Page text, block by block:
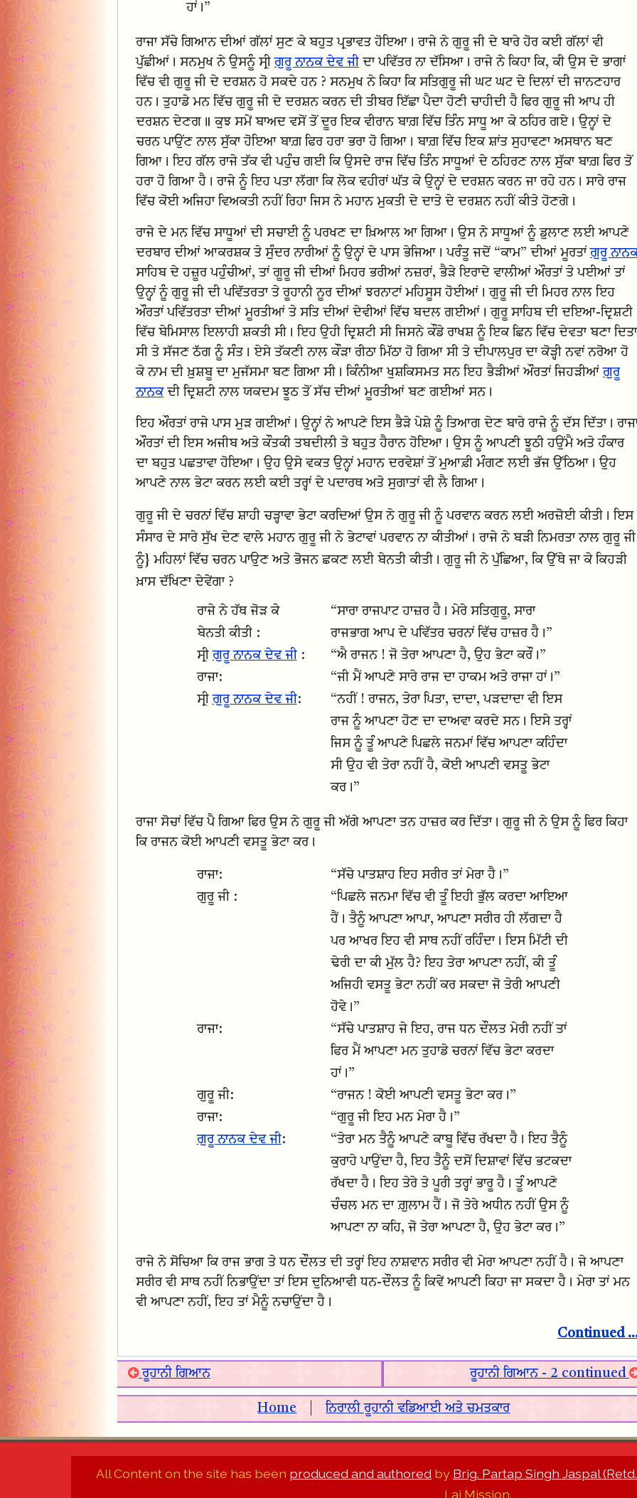
ਹਾਂ।”
ਰਾਜਾ ਸੱਚੇ ਗਿਆਨ ਦੀਆਂ ਗੱਲਾਂ ਸੁਣ ਕੇ ਬਹੁਤ ਪ੍ਰਭਾਵਤ ਹੋਇਆ। ਰਾਜੇ ਨੇ ਗੁਰੂ ਜੀ ਦੇ ਬਾਰੇ ਹੋਰ ਕਈ ਗੱਲਾਂ ਵੀ
ਪੁੱਛੀਆਂ। ਸਨਮੁਖ ਨੇ ਉਸਨੂੰ ਸ੍ਰੀਗੁਰੂ ਨਾਨਕ ਦੇਵ ਜੀਦਾ ਪਵਿੱਤਰ ਨਾ ਦੱਸਿਆ। ਰਾਜੇ ਨੇ ਕਿਹਾ ਕਿ, ਕੀ ਉਸ ਦੇ ਭਾਗਾਂ
ਵਿੱਚ ਵੀ ਗੁਰੂ ਜੀ ਦੇ ਦਰਸ਼ਨ ਹੋ ਸਕਦੇ ਹਨ ? ਸਨਮੁਖ ਨੇ ਕਿਹਾ ਕਿ ਸਤਿਗੁਰੂ ਜੀ ਘਟ ਘਟ ਦੇ ਦਿਲਾਂ ਦੀ ਜਾਨਣਹਾਰ
ਹਨ। ਤੁਹਾਡੇ ਮਨ ਵਿੱਚ ਗੁਰੂ ਜੀ ਦੇ ਦਰਸ਼ਨ ਕਰਨ ਦੀ ਤੀਬਰ ਇੱਛਾ ਪੈਦਾ ਹੋਣੀ ਚਾਹੀਦੀ ਹੈ ਫਿਰ ਗੁਰੂ ਜੀ ਆਪ ਹੀ
ਦਰਸ਼ਨ ਦੇਣਗ॥ ਕੁਝ ਸਮੇਂ ਬਾਅਦ ਵਸੋਂ ਤੋਂ ਦੂਰ ਇਕ ਵੀਰਾਨ ਬਾਗ਼ ਵਿੱਚ ਤਿੰਨ ਸਾਧੂ ਆ ਕੇ ਠਹਿਰ ਗਏ। ਉਨ੍ਹਾਂ ਦੇ
ਚਰਨ ਪਾਉਂਣ ਨਾਲ ਸੁੱਕਾ ਹੋਇਆ ਬਾਗ਼ ਫਿਰ ਹਰਾ ਭਰਾ ਹੋ ਗਿਆ। ਬਾਗ਼ ਵਿੱਚ ਇਕ ਸ਼ਾਂਤ ਸੁਹਾਵਣਾ ਅਸਥਾਨ ਬਣ
ਗਿਆ। ਇਹ ਗੱਲ ਰਾਜੇ ਤੱਕ ਵੀ ਪਹੁੰਚ ਗਈ ਕਿ ਉਸਦੇ ਰਾਜ ਵਿੱਚ ਤਿੰਨ ਸਾਧੂਆਂ ਦੇ ਠਹਿਰਣ ਨਾਲ ਸੁੱਕਾ ਬਾਗ਼ ਫਿਰ ਤੋਂ
ਹਰਾ ਹੋ ਗਿਆ ਹੈ। ਰਾਜੇ ਨੂੰ ਇਹ ਪਤਾ ਲੱਗਾ ਕਿ ਲੋਕ ਵਹੀਰਾਂ ਘੱਤ ਕੇ ਉਨ੍ਹਾਂ ਦੇ ਦਰਸ਼ਨ ਕਰਨ ਜਾ ਰਹੇ ਹਨ। ਸਾਰੇ ਰਾਜ
ਵਿੱਚ ਕੋਈ ਅਜਿਹਾ ਵਿਅਕਤੀ ਨਹੀਂ ਰਿਹਾ ਜਿਸ ਨੇ ਮਹਾਨ ਮੁਕਤੀ ਦੇ ਦਾਤੇ ਦੇ ਦਰਸ਼ਨ ਨਹੀਂ ਕੀਤੇ ਹੋਣਗੇ।
ਰਾਜੇ ਦੇ ਮਨ ਵਿੱਚ ਸਾਧੂਆਂ ਦੀ ਸਚਾਈ ਨੂੰ ਪਰਖਣ ਦਾ ਖ਼ਿਆਲ ਆ ਗਿਆ। ਉਸ ਨੇ ਸਾਧੂਆਂ ਨੂੰ ਡੁਲਾਣ ਲਈ ਆਪਣੇ
ਦਰਬਾਰ ਦੀਆਂ ਆਕਰਸ਼ਕ ਤੇ ਸੁੰਦਰ ਨਾਰੀਆਂ ਨੂੰ ਉਨ੍ਹਾਂ ਦੇ ਪਾਸ ਭੇਜਿਆ। ਪਰੰਤੂ ਜਦੋਂ “ਕਾਮ” ਦੀਆਂ ਮੂਰਤਾਂਗੁਰੂ
ਸਾਹਿਬ ਦੇ ਹਜ਼ੂਰ ਪਹੁੰਚੀਆਂ, ਤਾਂ ਗੂਰੂ ਜੀ ਦੀਆਂ ਮਿਹਰ ਭਰੀਆਂ ਨਜ਼ਰਾਂ, ਭੈੜੇ ਇਰਾਦੇ ਵਾਲੀਆਂ ਔਰਤਾਂ ਤੇ ਪਈਆਂ ਤਾਂ
ਉਨ੍ਹਾਂ ਨੂੰ ਗੁਰੂ ਜੀ ਦੀ ਪਵਿੱਤਰਤਾ ਤੇ ਰੂਹਾਨੀ ਨੂਰ ਦੀਆਂ ਝਰਨਾਟਾਂ ਮਹਿਸੂਸ ਹੋਈਆਂ। ਗੁਰੂ ਜੀ ਦੀ ਮਿਹਰ ਨਾਲ ਇਹ
ਔਰਤਾਂ ਪਵਿੱਤਰਤਾ ਦੀਆਂ ਮੂਰਤੀਆਂ ਤੇ ਸਤਿ ਦੀਆਂ ਦੇਵੀਆਂ ਵਿੱਚ ਬਦਲ ਗਈਆਂ। ਗੁਰੂ ਸਾਹਿਬ ਦੀ ਦਇਆ-ਦ੍ਰਿਸ਼ਟੀ
ਵਿੱਚ ਬੇਮਿਸਾਲ ਇਲਾਹੀ ਸ਼ਕਤੀ ਸੀ। ਇਹ ਉਹੀ ਦ੍ਰਿਸ਼ਟੀ ਸੀ ਜਿਸਨੇ ਕੌਡੇ ਰਾਖਸ਼ ਨੂੰ ਇਕ ਛਿਨ ਵਿੱਚ ਦੇਵਤਾ ਬਣਾ ਦਿਤਾ
ਸੀ ਤੇ ਸੱਜਣ ਠੱਗ ਨੂੰ ਸੰਤ। ਏਸੇ ਤੱਕਣੀ ਨਾਲ ਕੌੜਾ ਰੀਠਾ ਮਿੱਠਾ ਹੋ ਗਿਆ ਸੀ ਤੇ ਦੀਪਾਲਪੁਰ ਦਾ ਕੋੜ੍ਹੀ ਨਵਾਂ ਨਰੋਆ ਹੋ
ਕੇ ਨਾਮ ਦੀ ਖ਼ੁਸ਼ਬੂ ਦਾ ਮੁਜੱਸਮਾ ਬਣ ਗਿਆ ਸੀ। ਕਿੰਨੀਆ ਖੁਸ਼ਕਿਸਮਤ ਸਨ ਇਹ ਭੈੜੀਆਂ ਔਰਤਾਂ ਜਿਹੜੀਆਂਗੁਰੂ
ਨਾਨਕਦੀ ਦ੍ਰਿਸ਼ਟੀ ਨਾਲ ਯਕਦਮ ਝੂਠ ਤੋਂ ਸੱਚ ਦੀਆਂ ਮੂਰਤੀਆਂ ਬਣ ਗਈਆਂ ਸਨ।
ਇਹ ਔਰਤਾਂ ਰਾਜੇ ਪਾਸ ਮੁੜ ਗਈਆਂ। ਉਨ੍ਹਾਂ ਨੇ ਆਪਣੇ ਇਸ ਭੈੜੇ ਪੇਸ਼ੇ ਨੂੰ ਤਿਆਗ ਦੇਣ ਬਾਰੇ ਰਾਜੇ ਨੂੰ ਦੱਸ ਦਿੱਤਾ।
ਔਰਤਾਂ ਦੀ ਇਸ ਅਜੀਬ ਅਤੇ ਕੌਤਕੀ ਤਬਦੀਲੀ ਤੇ ਬਹੁਤ ਹੈਰਾਨ ਹੋਇਆ। ਉਸ ਨੂੰ ਆਪਣੀ ਝੂਠੀ ਹਉਂਮੈ ਅਤੇ ਹੰਕਾਰ
ਦਾ ਬਹੁਤ ਪਛਤਾਵਾ ਹੋਇਆ। ਉਹ ਉਸੇ ਵਕਤ ਉਨ੍ਹਾਂ ਮਹਾਨ ਦਰਵੇਸ਼ਾਂ ਤੋਂ ਮੁਆਫ਼ੀ ਮੰਗਣ ਲਈ ਭੱਜ ਉੱਠਿਆ। ਉਹ
ਆਪਣੇ ਨਾਲ ਭੇਟਾ ਕਰਨ ਲਈ ਕਈ ਤਰ੍ਹਾਂ ਦੇ ਪਦਾਰਥ ਅਤੇ ਸੁਗਾਤਾਂ ਵੀ ਲੈ ਗਿਆ।
ਗੁਰੂ ਜੀ ਦੇ ਚਰਨਾਂ ਵਿੱਚ ਸ਼ਾਹੀ ਚੜ੍ਹਾਵਾ ਭੇਟਾ ਕਰਦਿਆਂ ਉਸ ਨੇ ਗੁਰੂ ਜੀ ਨੂੰ ਪਰਵਾਨ ਕਰਨ ਲਈ ਅਰਜ਼ੋਈ ਕੀਤੀ। ਇਸ
ਸੰਸਾਰ ਦੇ ਸਾਰੇ ਸੁੱਖ ਦੇਣ ਵਾਲੇ ਮਹਾਨ ਗੁਰੂ ਜੀ ਨੇ ਭੇਟਾਵਾਂ ਪਰਵਾਨ ਨਾ ਕੀਤੀਆਂ। ਰਾਜੇ ਨੇ ਬੜੀ ਨਿਮਰਤਾ ਨਾਲ ਗੁਰੂ ਜੀ
ਨੂੰ} ਮਹਿਲਾਂ ਵਿੱਚ ਚਰਨ ਪਾਉਣ ਅਤੇ ਭੋਜਨ ਛਕਣ ਲਈ ਬੇਨਤੀ ਕੀਤੀ। ਗੁਰੂ ਜੀ ਨੇ ਪੁੱਛਿਆ, ਕਿ ਉੱਥੇ ਜਾ ਕੇ ਕਿਹੜੀ
ਖ਼ਾਸ ਦੱਖਿਣਾ ਦੇਵੇਂਗਾ ?
ਰਾਜੇ ਨੇ ਹੱਥ ਜੋੜ ਕੇ
ਬੇਨਤੀ ਕੀਤੀ :
“ਸਾਰਾ ਰਾਜਪਾਟ ਹਾਜ਼ਰ ਹੈ। ਮੇਰੇ ਸਤਿਗੁਰੂ, ਸਾਰਾ
ਰਾਜਭਾਗ ਆਪ ਦੇ ਪਵਿੱਤਰ ਚਰਨਾਂ ਵਿੱਚ ਹਾਜ਼ਰ ਹੈ।”
ਸ੍ਰੀਗੁਰੂ ਨਾਨਕ ਦੇਵ ਜੀ:
“ਐ ਰਾਜਨ ! ਜੋ ਤੇਰਾ ਆਪਣਾ ਹੈ, ਉਹ ਭੇਟਾ ਕਰੌ।”
ਰਾਜਾ:
“ਜੀ ਮੈਂ ਆਪਣੇ ਸਾਰੇ ਰਾਜ ਦਾ ਹਾਕਮ ਅਤੇ ਰਾਜਾ ਹਾਂ।”
ਸ੍ਰੀਗੁਰੂ ਨਾਨਕ ਦੇਵ ਜੀ:
“ਨਹੀਂ ! ਰਾਜਨ, ਤੇਰਾ ਪਿਤਾ, ਦਾਦਾ, ਪੜਦਾਦਾ ਵੀ ਇਸ
ਰਾਜ ਨੂੰ ਆਪਣਾ ਹੋਣ ਦਾ ਦਾਅਵਾ ਕਰਦੇ ਸਨ। ਇਸੇ ਤਰ੍ਹਾਂ
ਜਿਸ ਨੂੰ ਤੂੰ ਆਪਣੇ ਪਿਛਲੇ ਜਨਮਾਂ ਵਿੱਚ ਆਪਣਾ ਕਹਿੰਦਾ
ਸੀ ਉਹ ਵੀ ਤੇਰਾ ਨਹੀਂ ਹੈ, ਕੋਈ ਆਪਣੀ ਵਸਤੂ ਭੇਟਾ
ਕਰ।”
ਰਾਜਾ ਸੋਚਾਂ ਵਿੱਚ ਪੈ ਗਿਆ ਫਿਰ ਉਸ ਨੇ ਗੁਰੂ ਜੀ ਅੱਗੇ ਆਪਣਾ ਤਨ ਹਾਜ਼ਰ ਕਰ ਦਿੱਤਾ। ਗੁਰੂ ਜੀ ਨੇ ਉਸ ਨੂੰ ਫਿਰ ਕਿਹਾ
ਕਿ ਰਾਜਨ ਕੋਈ ਆਪਣੀ ਵਸਤੂ ਭੇਟਾ ਕਰ।
ਰਾਜਾ:
“ਸੱਚੇ ਪਾਤਸ਼ਾਹ ਇਹ ਸਰੀਰ ਤਾਂ ਮੇਰਾ ਹੈ।”
ਗੁਰੂ ਜੀ :
“ਪਿਛਲੇ ਜਨਮਾ ਵਿੱਚ ਵੀ ਤੂੰ ਇਹੀ ਭੁੱਲ ਕਰਦਾ ਆਇਆ
ਹੈਂ। ਤੈਨੂੰ ਆਪਣਾ ਆਪਾ, ਆਪਣਾ ਸਰੀਰ ਹੀ ਲੱਗਦਾ ਹੈ
ਪਰ ਆਖਰ ਇਹ ਵੀ ਸਾਥ ਨਹੀਂ ਰਹਿੰਦਾ। ਇਸ ਮਿੱਟੀ ਦੀ
ਢੇਰੀ ਦਾ ਕੀ ਮੁੱਲ ਹੈ? ਇਹ ਤੇਰਾ ਆਪਣਾ ਨਹੀਂ, ਕੀ ਤੂੰ
ਅਜਿਹੀ ਵਸਤੂ ਭੇਟਾ ਨਹੀਂ ਕਰ ਸਕਦਾ ਜੋ ਤੇਰੀ ਆਪਣੀ
ਹੋਵੇ।”
ਰਾਜਾ:
“ਸੱਚੇ ਪਾਤਸ਼ਾਹ ਜੇ ਇਹ, ਰਾਜ ਧਨ ਦੌਲਤ ਮੇਰੀ ਨਹੀਂ ਤਾਂ
ਫਿਰ ਮੈਂ ਆਪਣਾ ਮਨ ਤੁਹਾਡੇ ਚਰਨਾਂ ਵਿੱਚ ਭੇਟਾ ਕਰਦਾ
ਹਾਂ।”
ਗੁਰੂ ਜੀ:
“ਰਾਜਨ ! ਕੋਈ ਆਪਣੀ ਵਸਤੂ ਭੇਟਾ ਕਰ।”
ਰਾਜਾ:
“ਗੁਰੂ ਜੀ ਇਹ ਮਨ ਮੇਰਾ ਹੈ।”
ਗੁਰੂ ਨਾਨਕ ਦੇਵ ਜੀ:
“ਤੇਰਾ ਮਨ ਤੈਨੂੰ ਆਪਣੇ ਕਾਬੂ ਵਿੱਚ ਰੱਖਦਾ ਹੈ। ਇਹ ਤੈਨੂੰ
ਕੁਰਾਹੇ ਪਾਉਂਦਾ ਹੈ, ਇਹ ਤੈਨੂੰ ਦਸੋਂ ਦਿਸ਼ਾਵਾਂ ਵਿੱਚ ਭਟਕਦਾ
ਰੱਖਦਾ ਹੈ। ਇਹ ਤੇਰੇ ਤੇ ਪੂਰੀ ਤਰ੍ਹਾਂ ਭਾਰੂ ਹੈ। ਤੂੰ ਆਪਣੇ
ਚੰਚਲ ਮਨ ਦਾ ਗ਼ੁਲਾਮ ਹੈਂ। ਜੋ ਤੇਰੇ ਅਧੀਨ ਨਹੀਂ ਉਸ ਨੂੰ
ਆਪਣਾ ਨਾ ਕਹਿ, ਜੋ ਤੇਰਾ ਆਪਣਾ ਹੈ, ਉਹ ਭੇਟਾ ਕਰ।”
ਰਾਜੇ ਨੇ ਸੋਚਿਆ ਕਿ ਰਾਜ ਭਾਗ ਤੇ ਧਨ ਦੌਲਤ ਦੀ ਤਰ੍ਹਾਂ ਇਹ ਨਾਸ਼ਵਾਨ ਸਰੀਰ ਵੀ ਮੇਰਾ ਆਪਣਾ ਨਹੀਂ ਹੈ। ਜੇ ਆਪਣਾ
ਸਰੀਰ ਵੀ ਸਾਥ ਨਹੀਂ ਨਿਭਾਉਂਦਾ ਤਾਂ ਇਸ ਦੁਨਿਆਵੀ ਧਨ-ਦੌਲਤ ਨੂੰ ਕਿਵੇਂ ਆਪਣੀ ਕਿਹਾ ਜਾ ਸਕਦਾ ਹੈ। ਮੇਰਾ ਤਾਂ ਮਨ
ਵੀ ਆਪਣਾ ਨਹੀਂ, ਇਹ ਤਾਂ ਮੈਨੂੰ ਨਚਾਉਂਦਾ ਹੈ।
Continued
ਰੂਹਾਨੀ ਗਿਆਨ ਰੂਹਾਨੀ ਗਿਆਨ - 2 continued
Home |ਨਿਰਾਲੀ ਰੂਹਾਨੀ ਵਡਿਆਈ ਅਤੇ ਚਮਤਕਾਰ
All Content on the site has been produced and authored by Brig. Partap Singh Jaspal
Lai Mission.